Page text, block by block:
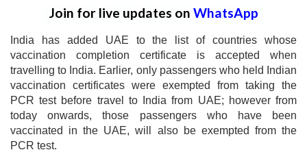
Join for live updates on WhatsApp
India has added UAE to the list of countries whose
vaccination completion certificate is accepted when
travelling to India. Earlier, only passengers who held Indian
vaccination certificates were exempted from taking the
PCR test before travel to India from UAE; however from
today onwards, those passengers who have been
vaccinated in the UAE, will also be exempted from the
PCR test.